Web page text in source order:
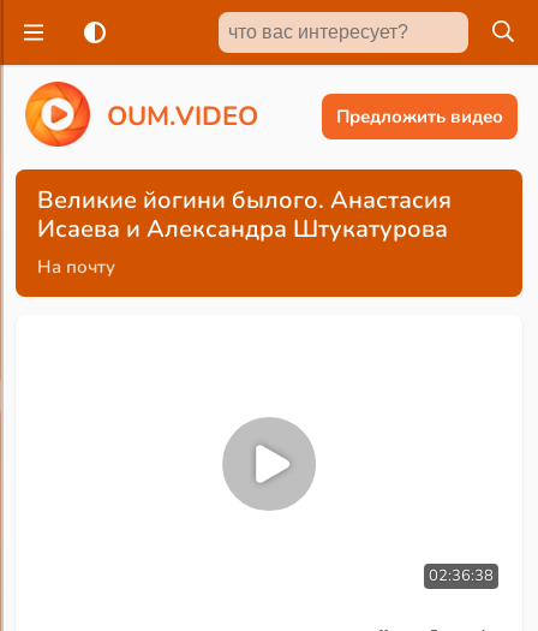
OUM.VIDEO Предложить видео
Великие йогини былого. Анастасия
Исаева и Александра Штукатурова
На почту
02:36:38